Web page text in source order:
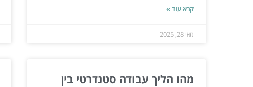
קרא עוד »
מאי 28, 2025
מהו הליך עבודה סטנדרטי בין